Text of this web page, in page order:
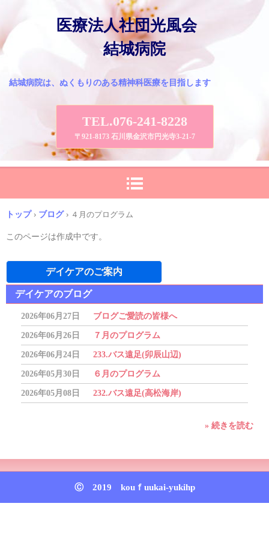
医療法人社団光風会
結城病院
結城病院は、ぬくもりのある精神科医療を目指します
TEL.076-241-8228
〒921-8173 石川県金沢市円光寺3-21-7
トップ › ブログ › ４月のプログラム
このページは作成中です。
デイケアのご案内
デイケアのブログ
2026年06月27日 ブログご愛読の皆様へ
2026年06月26日 ７月のプログラム
2026年06月24日 233.バス遠足(卯辰山辺)
2026年05月30日 ６月のプログラム
2026年05月08日 232.バス遠足(高松海岸)
» 続きを読む
Ⓒ 2019 kouｆuukai-yukihp